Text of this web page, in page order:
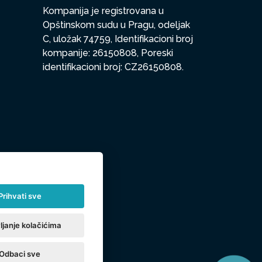
Kompanija je registrovana u
Opštinskom sudu u Pragu, odeljak
C, uložak 74759, Identifikacioni broj
kompanije: 26150808, Poreski
identifikacioni broj: CZ26150808.
sve
kolačićima
sve